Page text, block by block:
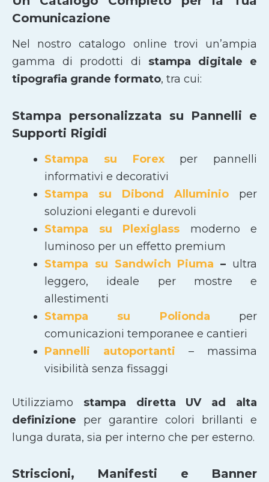
Comunicazione
Nel nostro catalogo online trovi un’ampia
gamma di prodotti di stampa digitale e
tipografia grande formato, tra cui:
Stampa personalizzata su Pannelli e
Supporti Rigidi
Stampa su Forexper pannelli
informativi e decorativi
Stampa su Dibond Alluminio per
soluzioni eleganti e durevoli
Stampa su Plexiglass moderno e
luminoso per un effetto premium
Stampa su Sandwich Piuma – ultra
leggero, ideale per mostre e
allestimenti
Stampa su Polionda per
comunicazioni temporanee e cantieri
Pannelli autoportanti – massima
visibilità senza fissaggi
Utilizziamo stampa diretta UV ad alta
definizione per garantire colori brillanti e
lunga durata, sia per interno che per esterno.
Striscioni, Manifesti e Banner